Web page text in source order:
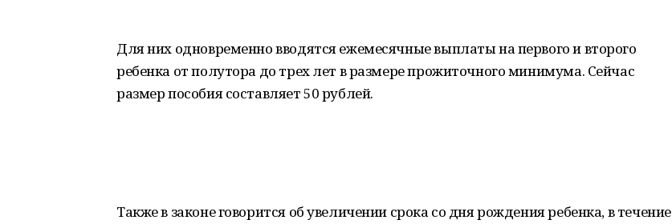
Для них одновременно вводятся ежемесячные выплаты на первого и второго
ребенка от полутора до трех лет в размере прожиточного минимума. Сейчас
размер пособия составляет 50 рублей.
Также в законе говорится об увеличении срока со дня рождения ребенка, в течение